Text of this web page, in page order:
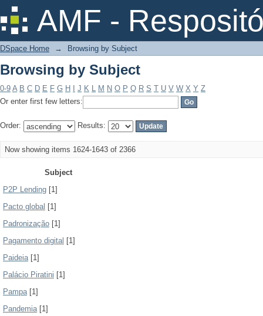
AMF -
Browsing by Subject
DSpace Home → Browsing by Subject
Browsing by Subject
0-9 A B C D E F G H J K L M N O P Q R S T U V W X Y Z
Or enter first few letters:
Order: Results:
Now showing items 1624-1643 of 2366
Subject
P2P Lending [1]
Pacto global [1]
Padronização [1]
Pagamento digital [1]
Paideia[1]
Palácio Piratini [1]
Pampa[1]
Pandemia[1]